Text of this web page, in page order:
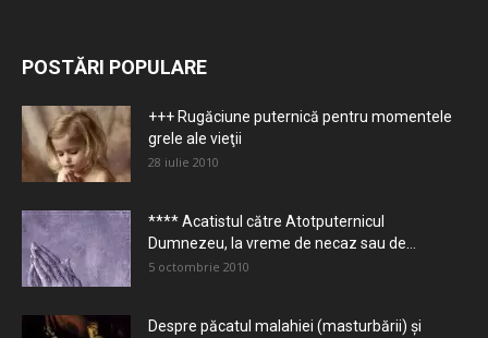
POSTĂRI POPULARE
+++ Rugăciune puternică pentru momentele
grele ale vieţii
28 iulie 2010
**** Acatistul către Atotputernicul
Dumnezeu, la vreme de necaz sau de...
5 octombrie 2010
Despre păcatul malahiei (masturbării) şi